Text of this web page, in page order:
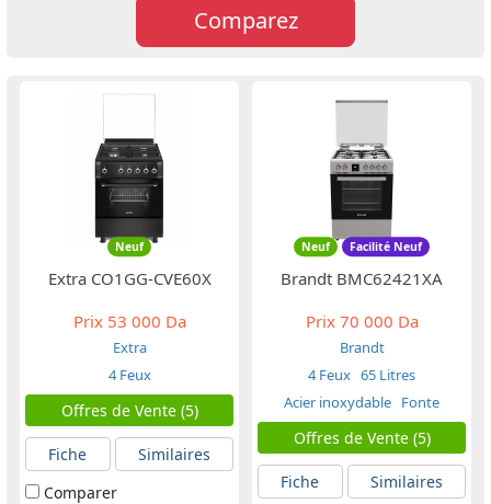
Comparez
Neuf
Extra CO1GG-CVE60X
Prix53 000 Da
Extra
4 Feux
Offres de Vente (5)
Fiche
Similaires
Comparer
Neuf Facilité Neuf
Brandt BMC62421XA
Prix70 000 Da
Brandt
4 Feux 65 Litres
Acier inoxydable Fonte
Offres de Vente (5)
Fiche
Similaires